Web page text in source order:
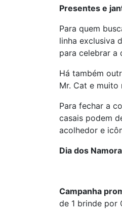
Presentes e
Para quem
linha exclusiva
para celebrar a
Há também
Mr. Cat e muito
Para fechar a
casais podem
acolhedor e
Dia dos
Campanha
de 1 brinde por